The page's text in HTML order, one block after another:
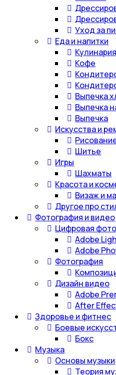
Уход за
Еда и напитки
Кулинария
Кофе
Выпечка
Выпечка
Выпечка
Искусства и
Шитье
Игры
Шахматы
Красота и
Визаж и
Другое про
Фотография и видео
Цифровая
Adobe
Adobe
Фотография
Дизайн видео
Adobe
After
Здоровье и фитнес
Боевые
Бокс
Музыка
Основы музыки
Теория